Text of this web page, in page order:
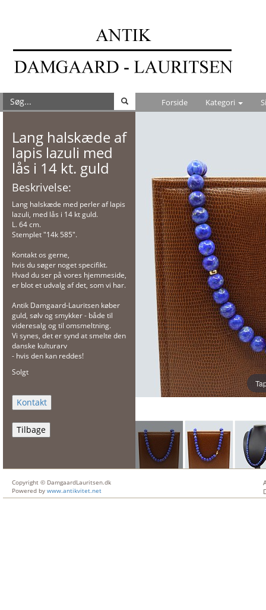
Forside Kategori
Lang halskæde af
lapis lazuli med
lås i 14 kt. guld
Beskrivelse:
Lang halskæde med perler af lapis
lazuli, med lås i 14 kt guld.
L. 64 cm.
Stemplet "14k 585".
Kontakt os gerne,
hvis du søger noget specifikt.
Hvad du ser på vores hjemmeside,
er blot et udvalg af det, som vi har.
Antik Damgaard-Lauritsen køber
guld, sølv og smykker - både til
videresalg og til omsmeltning.
Vi synes, det er synd at smelte den
danske kulturarv
- hvis den kan reddes!
Solgt
Tilbage
Copyright © DamgaardLauritsen.dk
Powered by www.antikvitet.net